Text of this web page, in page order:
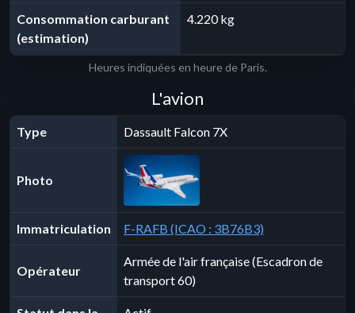
Consommation carburant
(estimation)
4.220 kg
Heures indiquées en heure de Paris.
L'avion
Type Dassault Falcon 7X
Photo
Immatriculation F-RAFB (ICAO : 3B76B3)
Opérateur
Armée de l'air française (Escadron de
transport 60)